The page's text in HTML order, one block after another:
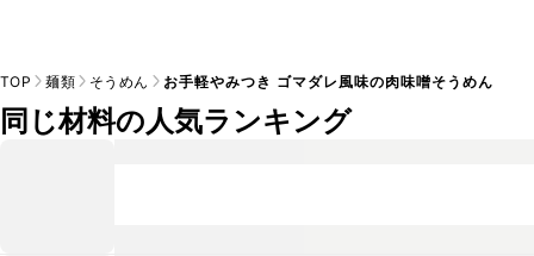
TOP 麺類 そうめん お手軽やみつき ゴマダレ風味の肉味噌そうめん
同じ材料の人気ランキング